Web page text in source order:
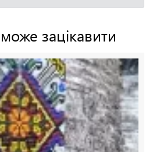
зацікавити